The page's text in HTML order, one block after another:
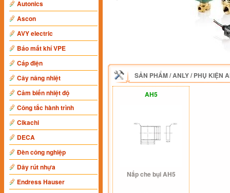
Autonics
Ascon
AVY electric
Báo mất khí VPE
Cáp điện
Cây nâng nhiệt
Cảm biến nhiệt độ
Công tắc hành trình
Cikachi
DECA
Đèn công nghiệp
Dây rút nhựa
Endress Hauser
SẢN PHẨM/ANLY/PHỤ KIỆN
AH5
Nắp che bụi AH5